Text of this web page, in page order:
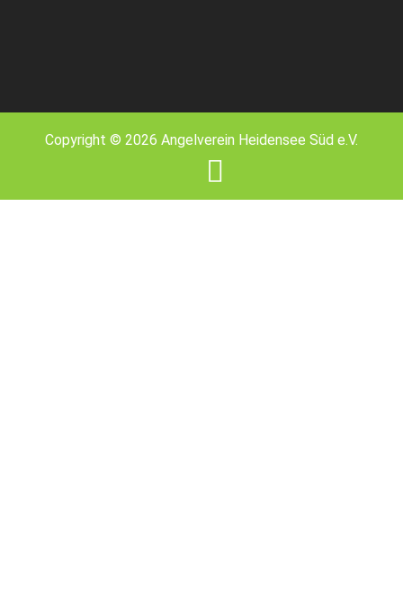
Copyright © 2026 Angelverein Heidensee Süd e.V.